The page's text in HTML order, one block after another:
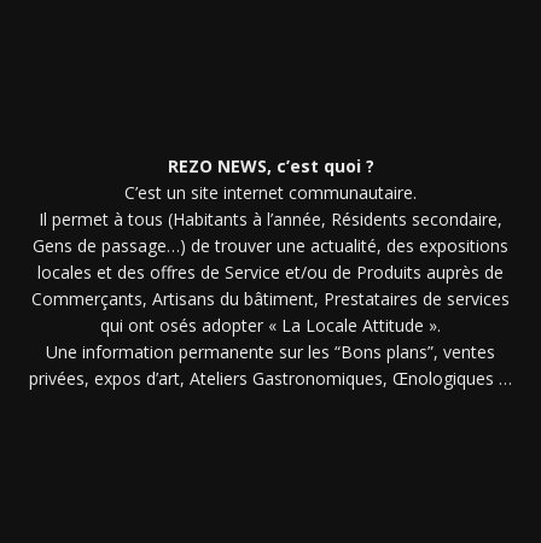
REZO NEWS, c’est quoi ?
C’est un site internet communautaire.
Il permet à tous (Habitants à l’année, Résidents secondaire,
Gens de passage…) de trouver une actualité, des expositions
locales et des offres de Service et/ou de Produits auprès de
Commerçants, Artisans du bâtiment, Prestataires de services
qui ont osés adopter « La Locale Attitude ».
Une information permanente sur les “Bons plans”, ventes
privées, expos d’art, Ateliers Gastronomiques, Œnologiques …